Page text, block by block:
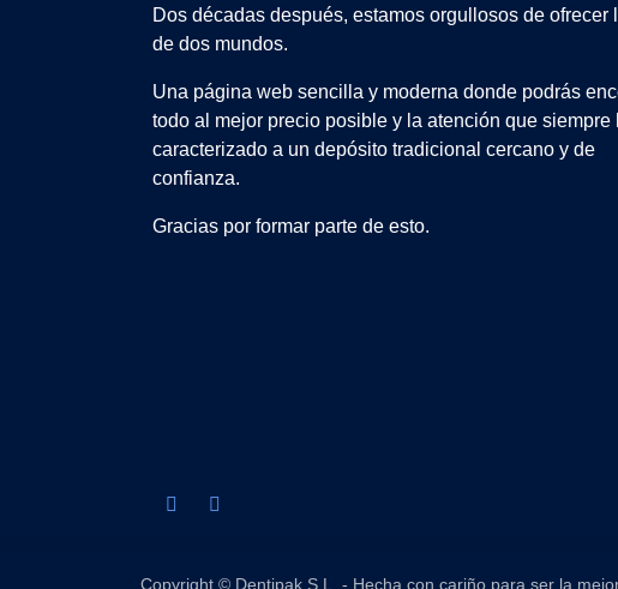
Dos décadas después, estamos orgullosos de ofrecer
de dos mundos.
Una página web sencilla y moderna donde podrás
todo al mejor precio posible y la atención que siempre
caracterizado a un depósito tradicional cercano y de
confianza.
Gracias por formar parte de esto.
Copyright © Dentipak S.L. - Hecha con cariño para ser la